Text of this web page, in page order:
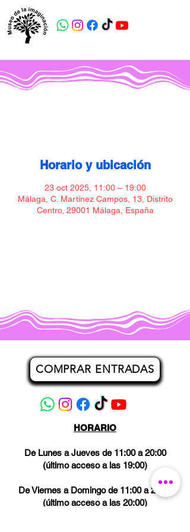
Horario y ubicación
23 oct 2025, 11:00 – 19:00
Málaga, C. Martínez Campos, 13, Distrito
Centro, 29001 Málaga, España
COMPRAR ENTRADAS
HORARIO
De Lunes a Jueves de 11:00 a 20:00
(último acceso a las 19:00)
De Viernes a Domingo de 11:00 a 21:00
(último acceso a las 20:00)